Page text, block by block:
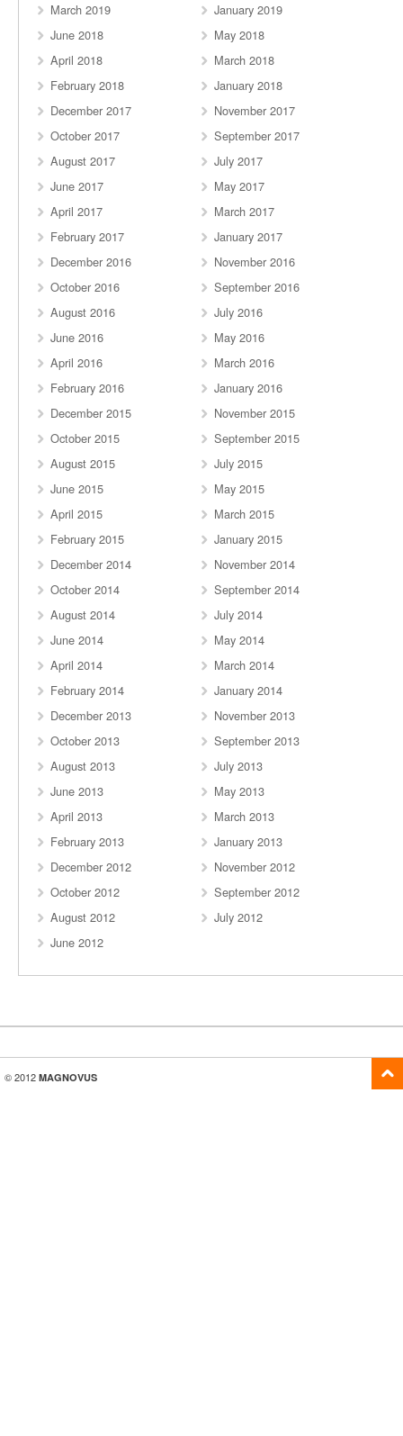
March 2019
January 2019
June 2018
May 2018
April 2018
March 2018
February 2018
January 2018
December 2017
November 2017
October 2017
September 2017
August 2017
July 2017
June 2017
May 2017
April 2017
March 2017
February 2017
January 2017
December 2016
November 2016
October 2016
September 2016
August 2016
July 2016
June 2016
May 2016
April 2016
March 2016
February 2016
January 2016
December 2015
November 2015
October 2015
September 2015
August 2015
July 2015
June 2015
May 2015
April 2015
March 2015
February 2015
January 2015
December 2014
November 2014
October 2014
September 2014
August 2014
July 2014
June 2014
May 2014
April 2014
March 2014
February 2014
January 2014
December 2013
November 2013
October 2013
September 2013
August 2013
July 2013
June 2013
May 2013
April 2013
March 2013
February 2013
January 2013
December 2012
November 2012
October 2012
September 2012
August 2012
July 2012
June 2012
© 2012 MAGNOVUS